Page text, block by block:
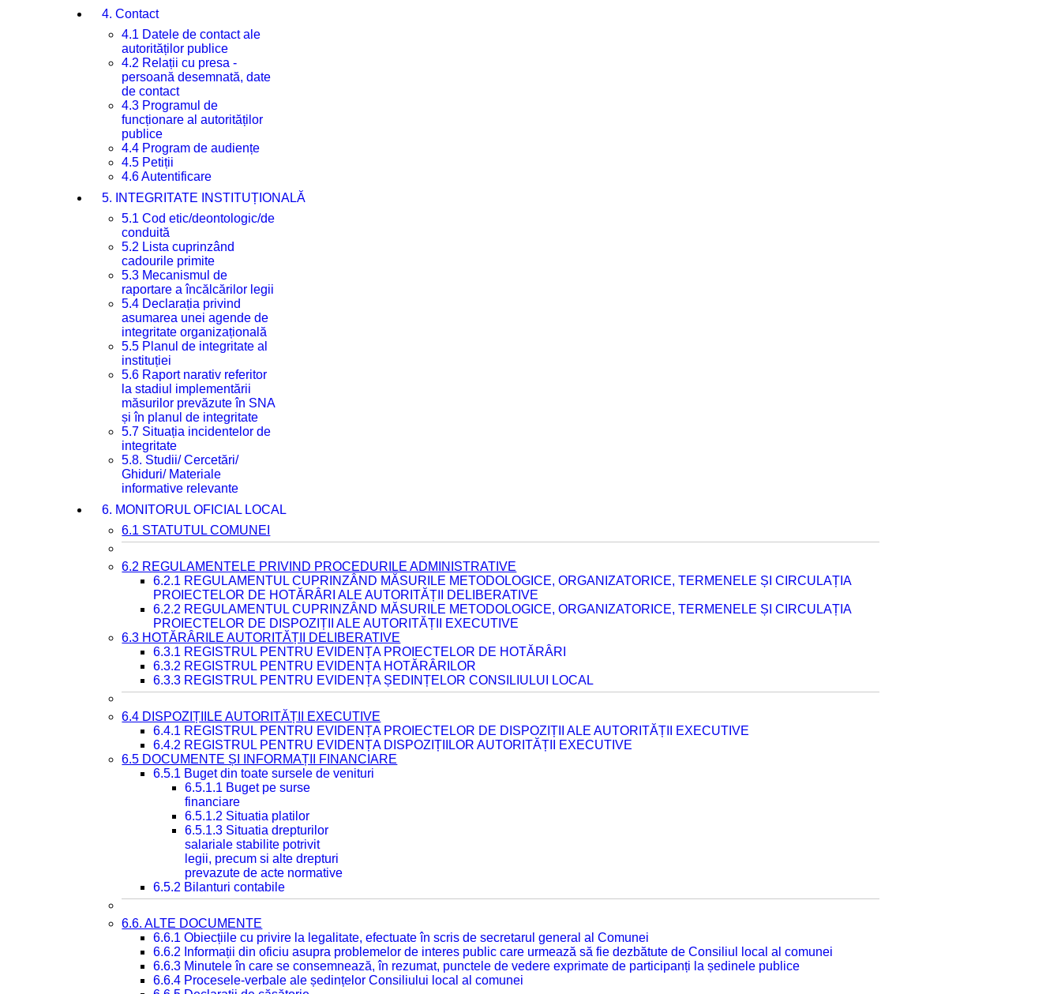
4. Contact
4.1 Datele de contact ale
autorităților publice
4.2 Relații cu presa -
persoană desemnată, date
de contact
4.3 Programul de
funcționare al autorităților
publice
4.4 Program de audiențe
4.5 Petiții
4.6 Autentificare
5. INTEGRITATE INSTITUȚIONALĂ
5.1 Cod etic/deontologic/de
conduită
5.2 Lista cuprinzând
cadourile primite
5.3 Mecanismul de
raportare a încălcărilor legii
5.4 Declarația privind
asumarea unei agende de
integritate organizațională
5.5 Planul de integritate al
instituției
5.6 Raport narativ referitor
la stadiul implementării
măsurilor prevăzute în SNA
și în planul de integritate
5.7 Situația incidentelor de
integritate
5.8. Studii/ Cercetări/
Ghiduri/ Materiale
informative relevante
6. MONITORUL OFICIAL LOCAL
6.1 STATUTUL COMUNEI
6.2 REGULAMENTELE PRIVIND PROCEDURILE ADMINISTRATIVE
6.2.1 REGULAMENTUL CUPRINZÂND MĂSURILE METODOLOGICE, ORGANIZATORICE, TERMENELE ȘI CIRCULAȚIA
PROIECTELOR DE HOTĂRÂRI ALE AUTORITĂȚII DELIBERATIVE
6.2.2 REGULAMENTUL CUPRINZÂND MĂSURILE METODOLOGICE, ORGANIZATORICE, TERMENELE ȘI CIRCULAȚIA
PROIECTELOR DE DISPOZIȚII ALE AUTORITĂȚII EXECUTIVE
6.3 HOTĂRÂRILE AUTORITĂȚII DELIBERATIVE
6.3.1 REGISTRUL PENTRU EVIDENȚA PROIECTELOR DE HOTĂRÂRI
6.3.2 REGISTRUL PENTRU EVIDENȚA HOTĂRÂRILOR
6.3.3 REGISTRUL PENTRU EVIDENȚA ȘEDINȚELOR CONSILIULUI LOCAL
6.4 DISPOZIȚIILE AUTORITĂȚII EXECUTIVE
6.4.1 REGISTRUL PENTRU EVIDENȚA PROIECTELOR DE DISPOZIȚII ALE AUTORITĂȚII EXECUTIVE
6.4.2 REGISTRUL PENTRU EVIDENȚA DISPOZIȚIILOR AUTORITĂȚII EXECUTIVE
6.5 DOCUMENTE ȘI INFORMAȚII FINANCIARE
6.5.1 Buget din toate sursele de venituri
6.5.1.1 Buget pe surse
financiare
6.5.1.2 Situatia platilor
6.5.1.3 Situatia drepturilor
salariale stabilite potrivit
legii, precum si alte drepturi
prevazute de acte normative
6.5.2 Bilanturi contabile
6.6. ALTE DOCUMENTE
6.6.1 Obiecțiile cu privire la legalitate, efectuate în scris de secretarul general al Comunei
6.6.2 Informații din oficiu asupra problemelor de interes public care urmează să fie dezbătute de Consiliul local al comunei
6.6.3 Minutele în care se consemnează, în rezumat, punctele de vedere exprimate de participanți la ședinele publice
6.6.4 Procesele-verbale ale ședințelor Consiliului local al comunei